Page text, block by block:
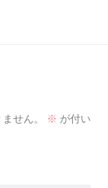
せん。 ※ が付い